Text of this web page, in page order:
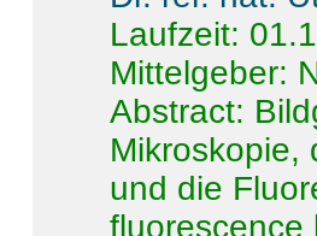
Laufzeit:
Mittelgeber:
Abstract:
Mikroskopie,
und die
fluorescence